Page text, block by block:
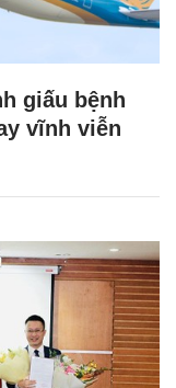
giấu bệnh
vĩnh viễn